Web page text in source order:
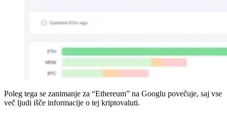
Poleg tega se zanimanje za “Ethereum” na Googlu povečuje, saj vse
več ljudi išče informacije o tej kriptovaluti.